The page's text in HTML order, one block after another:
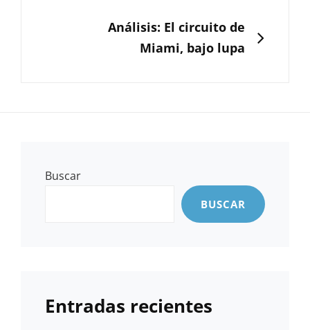
Análisis: El circuito de
Miami, bajo lupa
Buscar
BUSCAR
Entradas recientes